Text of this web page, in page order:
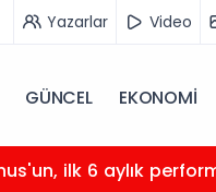
Yazarlar Video
GÜNCEL EKONOMİ
ilk 6 aylık